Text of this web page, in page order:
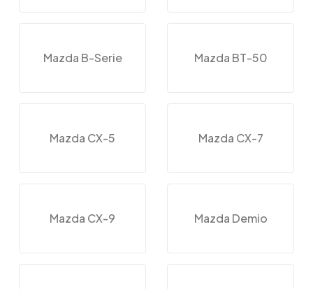
Mazda B-Serie Mazda BT-50
Mazda CX-5 Mazda CX-7
Mazda CX-9 Mazda Demio